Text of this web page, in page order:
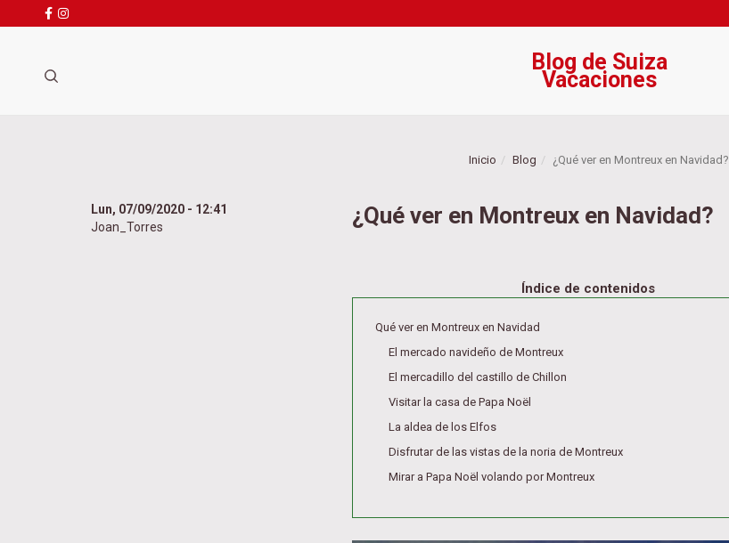
Blog de Suiza
Vacaciones
Inicio Blog ¿Qué ver en Montreux en Navidad?
Lun, 07/09/2020 - 12:41
Joan_Torres
¿Qué ver en Montreux en Navidad?
Índice de contenidos
Qué ver en Montreux en Navidad
El mercado navideño de Montreux
El mercadillo del castillo de Chillon
Visitar la casa de Papa Noël
La aldea de los Elfos
Disfrutar de las vistas de la noria de Montreux
Mirar a Papa Noël volando por Montreux